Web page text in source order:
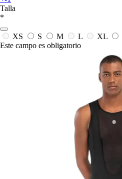
Talla
*
XS S M L XL
Este campo es obligatorio